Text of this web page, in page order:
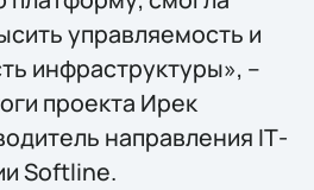
управляемость и
инфраструктуры», –
проекта Ирек
направления IТ-
Softline.